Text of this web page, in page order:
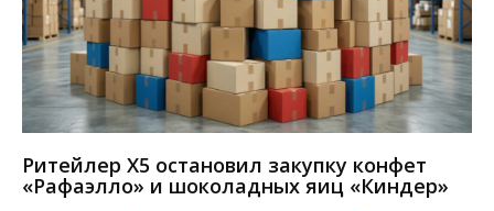
Ритейлер Х5 остановил закупку конфет
«Рафаэлло» и шоколадных яиц «Киндер»